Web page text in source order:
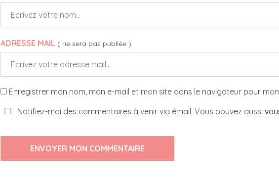
ADRESSE MAIL ( ne sera pas publiée )
Enregistrer mon nom, mon e-mail et mon site dans le navigateur pour
Notifiez-moi des commentaires à venir via émail. Vous pouvez aussi
ENVOYER MON COMMENTAIRE